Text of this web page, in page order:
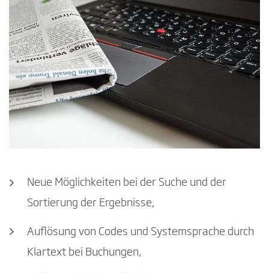
Neue Möglichkeiten bei der Suche und der
Sortierung der Ergebnisse,
Auflösung von Codes und Systemsprache durch
Klartext bei Buchungen,